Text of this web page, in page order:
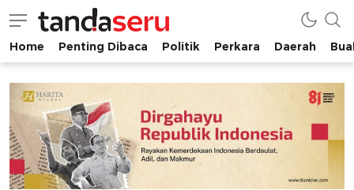
tandaseru.com | Penting Dibaca
tandaseru.com
Home Penting Dibaca Politik Perkara Daerah